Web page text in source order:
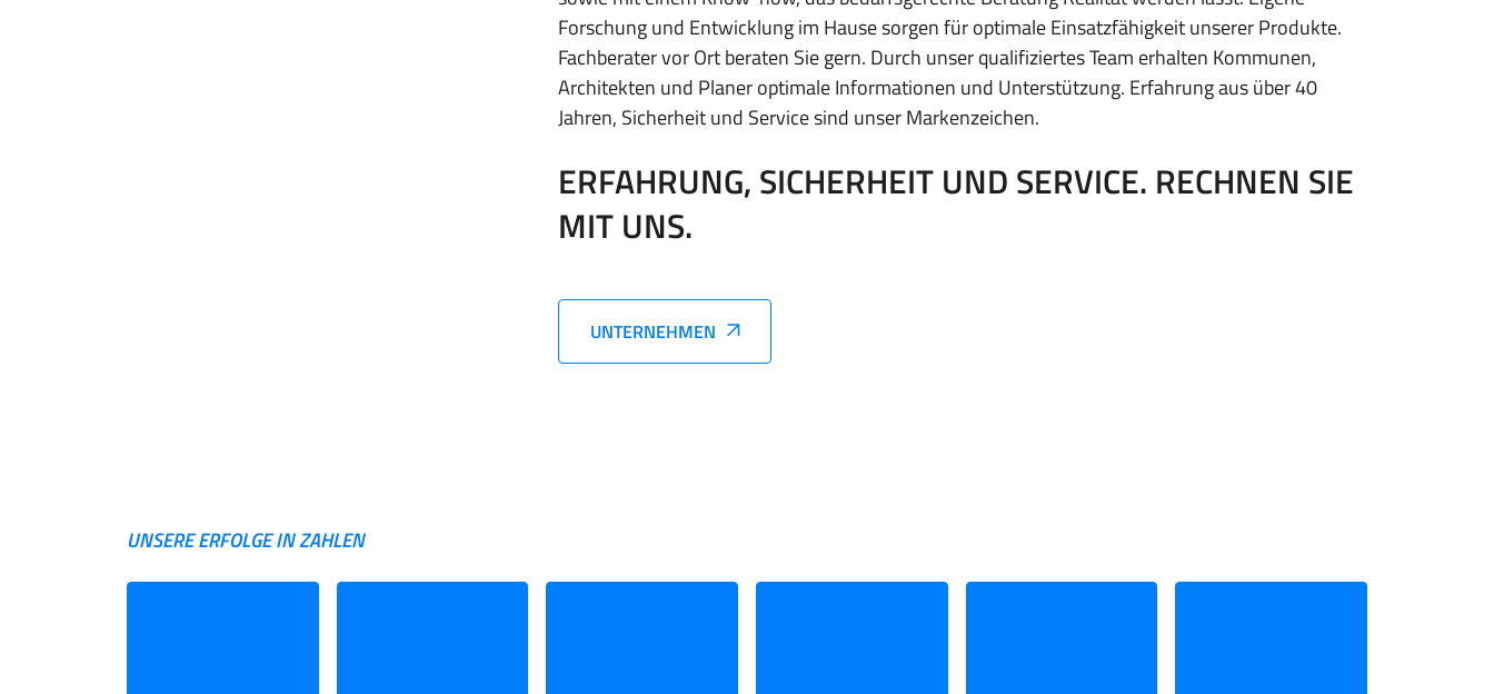
Forschung und Entwicklung im Hause sorgen für optimale Einsatzfähigkeit unserer Produkte.
Fachberater vor Ort beraten Sie gern. Durch unser qualifiziertes Team erhalten Kommunen,
Architekten und Planer optimale Informationen und Unterstützung. Erfahrung aus über 40
Jahren, Sicherheit und Service sind unser Markenzeichen.
ERFAHRUNG, SICHERHEIT UND SERVICE. RECHNEN SIE
MIT UNS.
UNTERNEHMEN
UNSERE ERFOLGE IN ZAHLEN